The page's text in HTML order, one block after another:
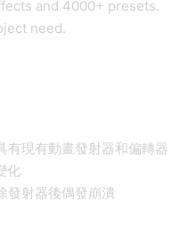
and 4000+ presets.
need.
有現有動畫發射器和偏轉器
化
發射器後偶發崩潰